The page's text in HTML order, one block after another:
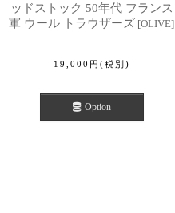
ッドストック 50年代 フランス
軍 ウール トラウザーズ [OLIVE]
19,000 円 (税別)
Option